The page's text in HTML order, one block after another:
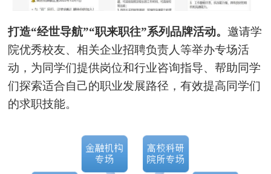
打造“经世导航”“职来职往”系列品牌活动。邀请学
院优秀校友、相关企业招聘负责人等举办专场活
动，为同学们提供岗位和行业咨询指导、帮助同学
们探索适合自己的职业发展路径，有效提高同学们
的求职技能。